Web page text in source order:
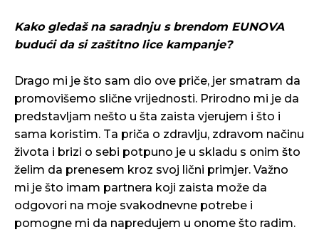
Kako gledaš na saradnju s brendom EUNOVA
budući da si zaštitno lice kampanje?
Drago mi je što sam dio ove priče, jer smatram da
promovišemo slične vrijednosti. Prirodno mi je da
predstavljam nešto u šta zaista vjerujem i što i
sama koristim. Ta priča o zdravlju, zdravom načinu
života i brizi o sebi potpuno je u skladu s onim što
želim da prenesem kroz svoj lični primjer. Važno
mi je što imam partnera koji zaista može da
odgovori na moje svakodnevne potrebe i
pomogne mi da napredujem u onome što radim.